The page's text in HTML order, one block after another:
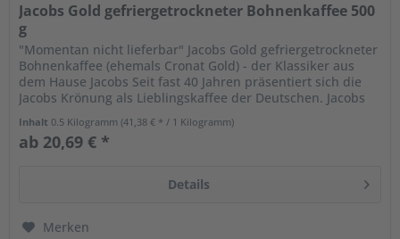
Jacobs Gold gefriergetrockneter Bohnenkaffee 500
g
"Momentan nicht lieferbar" Jacobs Gold gefriergetrockneter
Bohnenkaffee (ehemals Cronat Gold) - der Klassiker aus
dem Hause Jacobs Seit fast 40 Jahren präsentiert sich die
Jacobs Krönung als Lieblingskaffee der Deutschen. Jacobs
Inhalt 0.5 Kilogramm(41,38 € * / 1 Kilogramm)
ab 20,69 € *
Details
Merken